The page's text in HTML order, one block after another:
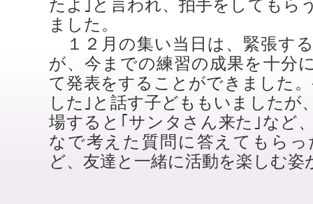
たよ｣と言われ、拍手をしてもら
ました。
１２月の集い当日は、緊張す
が、今までの練習の成果を十分
て発表をすることができました
した｣と話す子どももいましたが
場すると｢サンタさん来た｣など
なで考えた質問に答えてもら
ど、友達と一緒に活動を楽しむ姿